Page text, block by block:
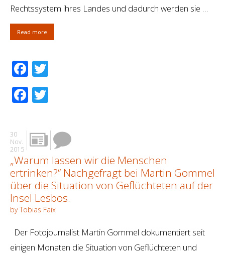
Rechtssystem ihres Landes und dadurch werden sie …
Read more
Facebook
Facebook
30
Nov.
2015
„Warum lassen wir die Menschen
ertrinken?“ Nachgefragt bei Martin Gommel
über die Situation von Geflüchteten auf der
Insel Lesbos.
by Tobias Faix
Der Fotojournalist Martin Gommel dokumentiert seit
einigen Monaten die Situation von Geflüchteten und